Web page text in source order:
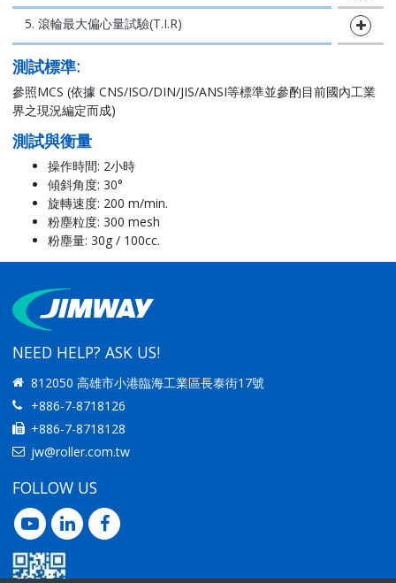
5. 滾輪最大偏心量試驗(T.I.R)
測試標準:
參照MCS (依據 CNS/ISO/DIN/JIS/ANSI等標準並參酌目前國內工業
界之現況編定而成)
測試與衡量
操作時間: 2小時
傾斜角度: 30°
旋轉速度: 200 m/min.
粉塵粒度: 300 mesh
粉塵量: 30g / 100cc.
NEED HELP? ASK US!
812050 高雄市小港臨海工業區長泰街17號
+886-7-8718126
+886-7-8718128
jw@roller.com.tw
FOLLOW US